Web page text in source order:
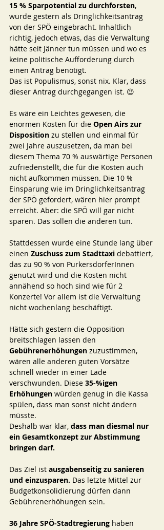
15 % Sparpotential zu durchforsten,
wurde gestern als Dringlichkeitsantrag
von der SPÖ eingebracht. Inhaltlich
richtig, jedoch etwas, das die Verwaltung
hätte seit Jänner tun müssen und wo es
keine politische Aufforderung durch
einen Antrag benötigt.
Das ist Populismus, sonst nix. Klar, dass
dieser Antrag durchgegangen ist. 😉
Es wäre ein Leichtes gewesen, die
enormen Kosten für die Open Airs zur
Disposition zu stellen und einmal für
zwei Jahre auszusetzen, da man bei
diesem Thema 70 % auswärtige Personen
zufriedenstellt, die für die Kosten auch
nicht aufkommen müssen. Die 10 %
Einsparung wie im Dringlichkeitsantrag
der SPÖ gefordert, wären hier prompt
erreicht. Aber: die SPÖ will gar nicht
sparen. Das sollen die anderen tun.
Stattdessen wurde eine Stunde lang über
einen Zuschuss zum Stadttaxi debattiert,
das zu 90 % von PurkersdorferInnen
genutzt wird und die Kosten nicht
annähend so hoch sind wie für 2
Konzerte! Vor allem ist die Verwaltung
nicht wochenlang beschäftigt.
Hätte sich gestern die Opposition
breitschlagen lassen den
Gebührenerhöhungen zuzustimmen,
wären alle anderen guten Vorsätze
schnell wieder in einer Lade
verschwunden. Diese 35-%igen
Erhöhungen würden genug in die Kassa
spülen, dass man sonst nicht ändern
müsste.
Deshalb war klar, dass man diesmal nur
ein Gesamtkonzept zur Abstimmung
bringen darf.
Das Ziel ist ausgabenseitig zu sanieren
und einzusparen. Das letzte Mittel zur
Budgetkonsolidierung dürfen dann
Gebührenerhöhungen sein.
36 Jahre SPÖ-Stadtregierung haben